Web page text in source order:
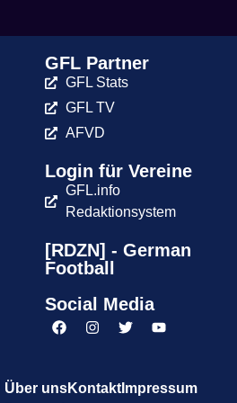
GFL Partner
GFL Stats
GFL TV
AFVD
Login für Vereine
GFL.info
Redaktionsystem
[RDZN] - German
Football
Social Media
Über unsKontaktImpressum